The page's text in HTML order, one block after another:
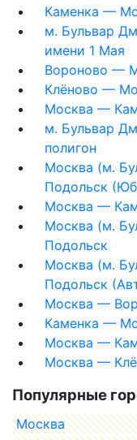
Каменка —
м. Бульвар
имени 1 Мая
Вороново —
Клёново —
Москва —
м. Бульвар
полигон
Москва (м.
Подольск
Москва —
Москва (м.
Подольск
Москва (м.
Подольск
Москва —
Каменка —
Москва —
Москва —
Популярные
Москва